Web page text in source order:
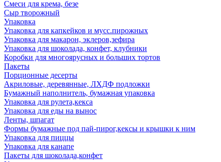
Смеси для крема, безе
Сыр творожный
Упаковка
Упаковка для капкейков и мусс.пирожных
Упаковка для макарон, эклеров,зефира
Упаковка для шоколада, конфет, клубники
Коробки для многоярусных и больших тортов
Пакеты
Порционные десерты
Акриловые, деревянные, ЛХДФ подложки
Бумажный наполнитель, бумажная упаковка
Упаковка для рулета,кекса
Упаковка для еды на вынос
Ленты, шпагат
Формы бумажные под пай-пирог,кексы и крышки к ним
Упаковка для пиццы
Упаковка для канапе
Пакеты для шоколада,конфет